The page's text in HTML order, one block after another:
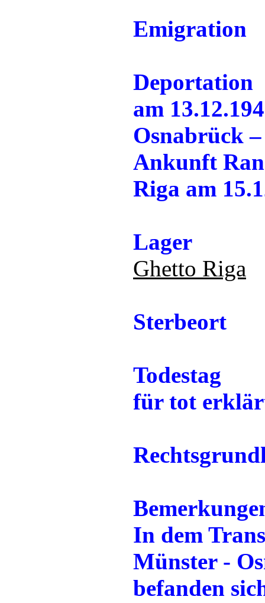
Emigration
Deportation
am
Osnabrück
Ankunft
Riga am
Lager
Ghetto Riga
Sterbeort
Todestag
für tot
In dem
Münster -
befanden